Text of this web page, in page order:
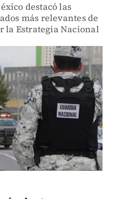
destacó las
más relevantes de
la Estrategia Nacional